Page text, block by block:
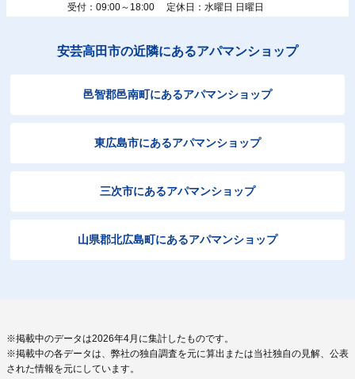
受付：09:00～18:00 定休日：水曜日 日曜日
安芸高田市の近隣にあるアパマンショップ
邑智郡邑南町にあるアパマンショップ
東広島市にあるアパマンショップ
三次市にあるアパマンショップ
山県郡北広島町にあるアパマンショップ
※掲載中のデータは2026年4月に集計したものです。
※掲載中の各データは、弊社の独自調査を元に算出または当社独自の見解、公表
された情報を元にしています。